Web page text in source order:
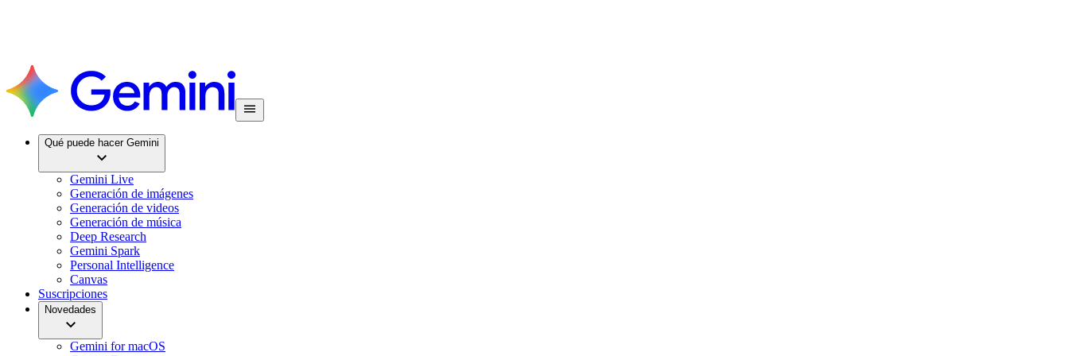
Qué puede hacer Gemini
Gemini Live
Generación de imágenes
Generación de videos
Generación de música
Deep Research
Gemini Spark
Personal Intelligence
Canvas
Suscripciones
Novedades
Gemini for macOS